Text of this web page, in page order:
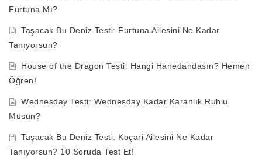
Furtuna Mı?
Taşacak Bu Deniz Testi: Furtuna Ailesini Ne Kadar
Tanıyorsun?
House of the Dragon Testi: Hangi Hanedandasın? Hemen
Öğren!
Wednesday Testi: Wednesday Kadar Karanlık Ruhlu
Musun?
Taşacak Bu Deniz Testi: Koçari Ailesini Ne Kadar
Tanıyorsun? 10 Soruda Test Et!